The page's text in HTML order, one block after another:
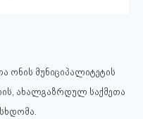
ონის მუნიციპალიტეტის
ახალგაზრდულ საქმეთა